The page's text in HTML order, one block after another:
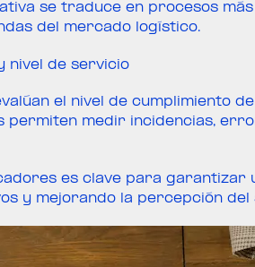
se traduce en procesos
del mercado logístico.
nivel de servicio
el nivel de cumplimiento
permiten medir incidencias,
es clave para garantizar
y mejorando la percepción del